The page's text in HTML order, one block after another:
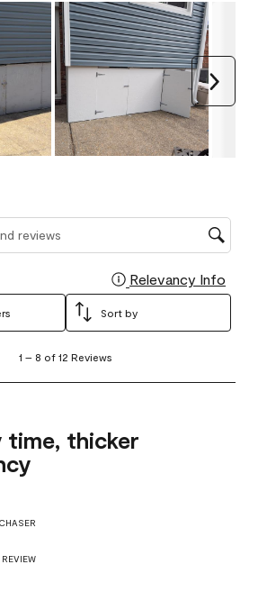
Relevancy Info
Sort by
1 – 8 of 12 Reviews
time, thicker